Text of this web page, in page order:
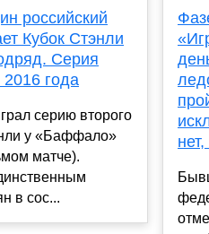
российский
Кубок Стэнли
Серия
года
серию второго
у «Баффало»
матче).
в сос...